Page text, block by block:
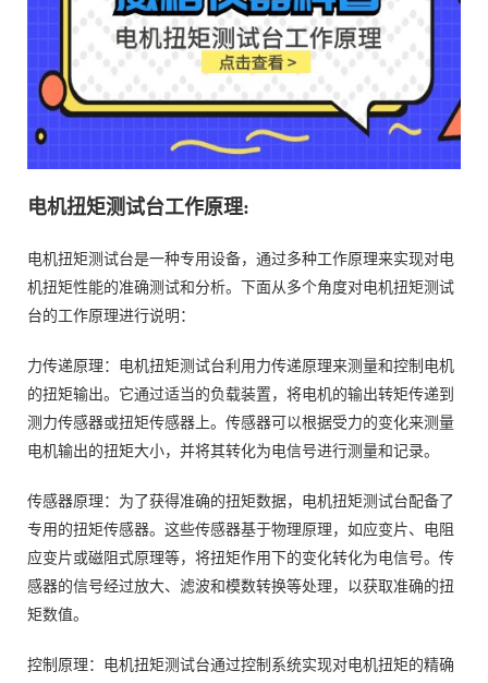
电机扭矩测试台工作原理:
电机扭矩测试台是一种专用设备，通过多种工作原理来实现对电
机扭矩性能的准确测试和分析。下面从多个角度对电机扭矩测试
台的工作原理进行说明：
力传递原理：电机扭矩测试台利用力传递原理来测量和控制电机
的扭矩输出。它通过适当的负载装置，将电机的输出转矩传递到
测力传感器或扭矩传感器上。传感器可以根据受力的变化来测量
电机输出的扭矩大小，并将其转化为电信号进行测量和记录。
传感器原理：为了获得准确的扭矩数据，电机扭矩测试台配备了
专用的扭矩传感器。这些传感器基于物理原理，如应变片、电阻
应变片或磁阻式原理等，将扭矩作用下的变化转化为电信号。传
感器的信号经过放大、滤波和模数转换等处理，以获取准确的扭
矩数值。
控制原理：电机扭矩测试台通过控制系统实现对电机扭矩的精确